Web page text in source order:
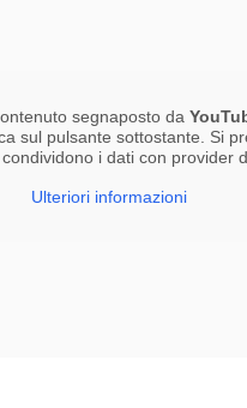
segnaposto da
sul pulsante sottostante. Si
i dati con provider
Ulteriori informazioni